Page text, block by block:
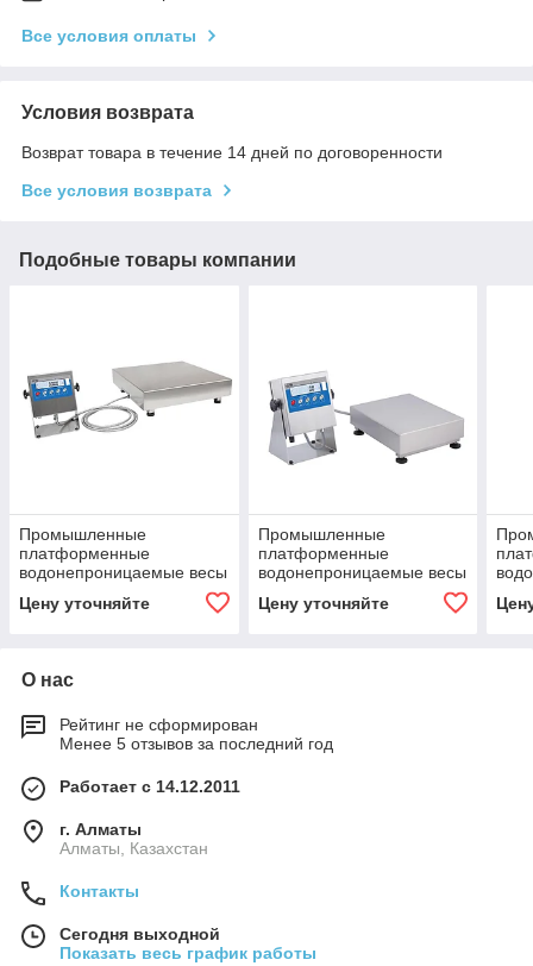
Все условия оплаты
Условия возврата
Возврат товара в течение 14 дней по договоренности
Все условия возврата
Подобные товары компании
Промышленные
платформенные
водонепроницаемые весы
Цену уточняйте
Промышленные
платформенные
водонепроницаемые весы
Цену уточняйте
О нас
Рейтинг не сформирован
Менее 5 отзывов за последний год
Работает с 14.12.2011
г. Алматы
Алматы, Казахстан
Контакты
Сегодня выходной
Показать весь график работы